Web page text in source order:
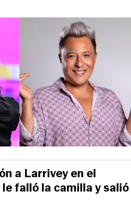
a Larrivey en el
falló la camilla y salió